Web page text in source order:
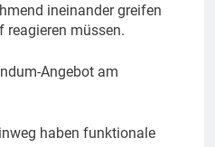
ineinander greifen
reagieren müssen.
Angebot am
haben funktionale